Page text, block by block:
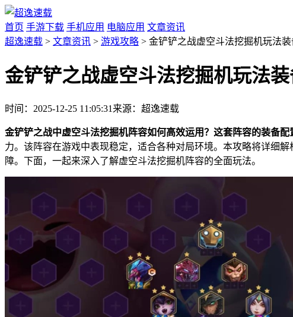
首页 手游下载 手机应用 电脑应用 文章资讯
超逸速载 > 文章资讯 > 游戏攻略 > 金铲铲之战虚空斗法挖掘机玩法
金铲铲之战虚空斗法挖掘机玩法
时间：2025-12-25 11:05:31 来源：超逸速载
金铲铲之战中虚空斗法挖掘机阵容如何高效运用？这套阵容的装备配
力。该阵容在游戏中表现稳定，适合各种对局环境。本攻略将详细
障。下面，一起来深入了解虚空斗法挖掘机阵容的全面玩法。